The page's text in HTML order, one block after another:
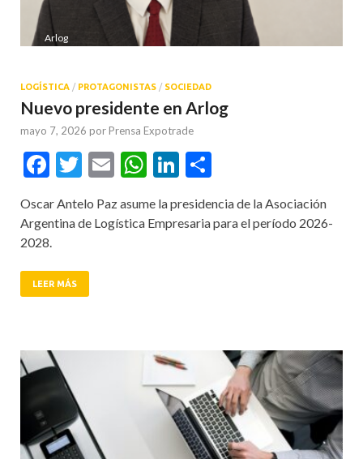
Arlog
LOGÍSTICA / PROTAGONISTAS / SOCIEDAD
Nuevo presidente en Arlog
mayo 7, 2026 por Prensa Expotrade
Facebook
Twitter
EmailWhatsApp
LinkedIn
Oscar Antelo Paz asume la presidencia de la Asociación
Argentina de Logística Empresaria para el período 2026-
2028.
LEER MÁS